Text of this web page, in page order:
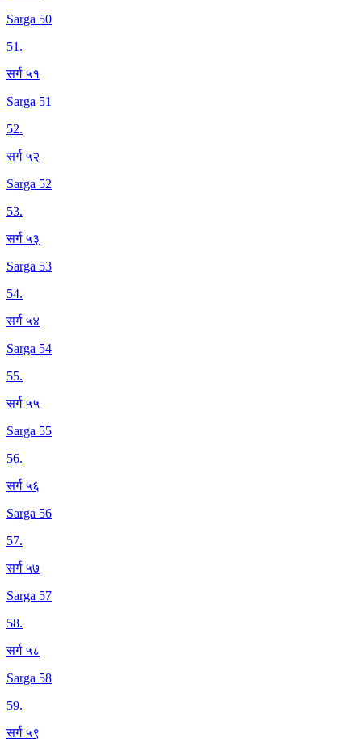
Sarga 50
51.
सर्ग ५१
Sarga 51
52.
सर्ग ५२
Sarga 52
53.
सर्ग ५३
Sarga 53
54.
सर्ग ५४
Sarga 54
55.
सर्ग ५५
Sarga 55
56.
सर्ग ५६
Sarga 56
57.
सर्ग ५७
Sarga 57
58.
सर्ग ५८
Sarga 58
59.
सर्ग ५९